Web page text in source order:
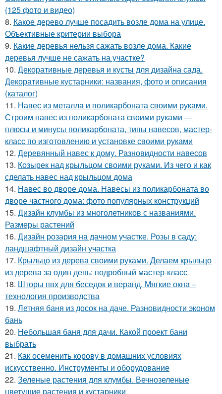
(125 фото и видео)
8. Какое дерево лучше посадить возле дома на улице.
Объективные критерии выбора
9. Какие деревья нельзя сажать возле дома. Какие
деревья лучше не сажать на участке?
10. Декоративные деревья и кусты для дизайна сада.
Декоративные кустарники: названия, фото и описания
(каталог)
11. Навес из металла и поликарбоната своими руками.
Строим навес из поликарбоната своими руками —
плюсы и минусы поликарбоната, типы навесов, мастер-
класс по изготовлению и установке своими руками
12. Деревянный навес к дому. Разновидности навесов
13. Козырек над крыльцом своими руками. Из чего и как
сделать навес над крыльцом дома
14. Навес во дворе дома. Навесы из поликарбоната во
дворе частного дома: фото популярных конструкций
15. Дизайн клумбы из многолетников с названиями.
Размеры растений
16. Дизайн розария на дачном участке. Розы в саду:
ландшафтный дизайн участка
17. Крыльцо из дерева своими руками. Делаем крыльцо
из дерева за один день: подробный мастер-класс
18. Шторы пвх для беседок и веранд. Мягкие окна –
технология производства
19. Летняя баня из досок на даче. Разновидности эконом
бань
20. Небольшая баня для дачи. Какой проект бани
выбрать
21. Как осеменить корову в домашних условиях
искусственно. Инструменты и оборудование
22. Зеленые растения для клумбы. Вечнозеленые
цветущие растения и кустарники